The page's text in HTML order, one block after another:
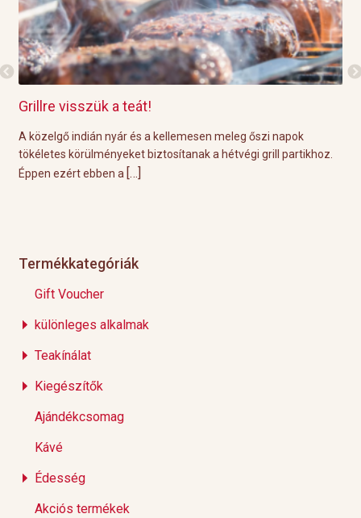
Grillre visszük a teát!
A közelgő indián nyár és a kellemesen meleg őszi napok
tökéletes körülményeket biztosítanak a hétvégi grill partikhoz.
Éppen ezért ebben a […]
Termékkategóriák
Gift Voucher
különleges alkalmak
Teakínálat
Kiegészítők
Ajándékcsomag
Kávé
Édesség
Akciós termékek